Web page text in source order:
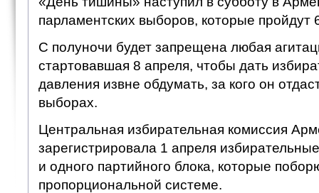
парламентских выборов, которые пройдут
С полуночи будет запрещена любая
стартовавшая 8 апреля, чтобы дать
давления извне обдумать, за кого он
выборах.
Центральная избирательная комиссия
зарегистрировала 1 апреля
и одного партийного блока, которые
пропорциональной системе.